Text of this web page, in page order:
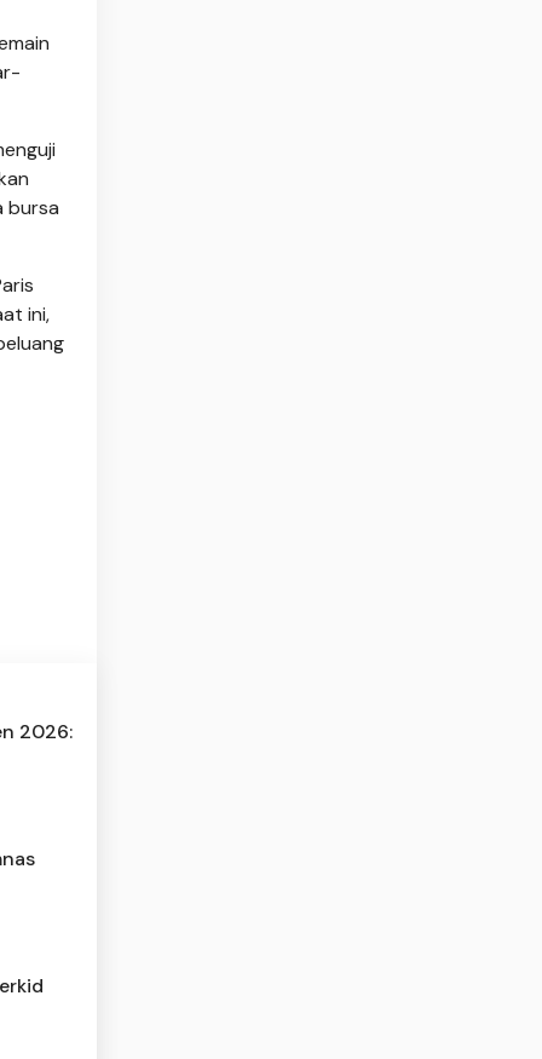
bursa
ini,
2026: